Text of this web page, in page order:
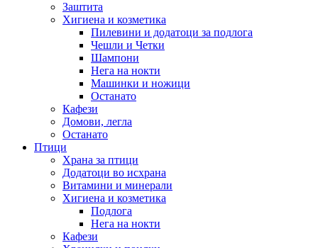
Заштита
Хигиена и козметика
Пилевини и додатоци за подлога
Чешли и Четки
Шампони
Нега на нокти
Машинки и ножици
Останато
Кафези
Домови, легла
Останато
Птици
Храна за птици
Додатоци во исхрана
Витамини и минерали
Хигиена и козметика
Подлога
Нега на нокти
Кафези